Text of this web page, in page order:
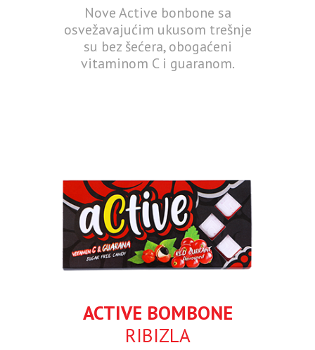
Nove Active bonbone sa
osvežavajućim ukusom trešnje
su bez šećera, obogaćeni
vitaminom C i guaranom.
ACTIVE BOMBONE
RIBIZLA